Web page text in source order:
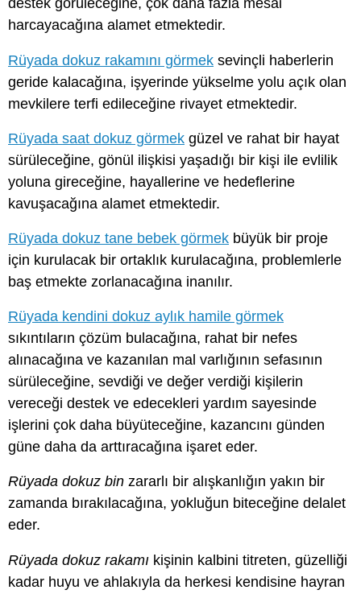
destek görüleceğine, çok daha fazla mesai
harcayacağına alamet etmektedir.
Rüyada dokuz rakamını görmek sevinçli haberlerin
geride kalacağına, işyerinde yükselme yolu açık olan
mevkilere terfi edileceğine rivayet etmektedir.
Rüyada saat dokuz görmek güzel ve rahat bir hayat
sürüleceğine, gönül ilişkisi yaşadığı bir kişi ile evlilik
yoluna gireceğine, hayallerine ve hedeflerine
kavuşacağına alamet etmektedir.
Rüyada dokuz tane bebek görmek büyük bir proje
için kurulacak bir ortaklık kurulacağına, problemlerle
baş etmekte zorlanacağına inanılır.
Rüyada kendini dokuz aylık hamile görmek
sıkıntıların çözüm bulacağına, rahat bir nefes
alınacağına ve kazanılan mal varlığının sefasının
sürüleceğine, sevdiği ve değer verdiği kişilerin
vereceği destek ve edecekleri yardım sayesinde
işlerini çok daha büyüteceğine, kazancını günden
güne daha da arttıracağına işaret eder.
Rüyada dokuz bin zararlı bir alışkanlığın yakın bir
zamanda bırakılacağına, yokluğun biteceğine delalet
eder.
Rüyada dokuz rakamı kişinin kalbini titreten, güzelliği
kadar huyu ve ahlakıyla da herkesi kendisine hayran